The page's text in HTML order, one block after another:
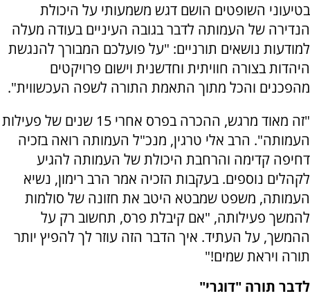
בטיעוני השופטים הושם דגש משמעותי על היכולת
הנדירה של העמותה לדבר בגובה העיניים בעודה מעלה
למודעות נושאים תורניים: "על פועלכם המבורך להנגשת
היהדות בצורה חוויתית וחדשנית וישום פרויקטים
מהפכנים והכל מתוך התאמת התורה לשפה העכשווית".
"זה מאוד מרגש, ההכרה בפרס אחרי 15 שנים של פעילות
העמותה". הרב אלי טרגין, מנכ"ל העמותה רואה בזכיה
דחיפה קדימה והרחבת היכולת של העמותה להגיע
לקהלים נוספים. בעקבות הזכיה אמר הרב רימון, נשיא
העמותה, משפט שמבטא היטב את חזונה של סולמות
להמשך פעילותה, "אם קיבלת פרס, תחשוב רק על
ההמשך, על העתיד. איך הדבר הזה עוזר לך להפיץ יותר
תורה ויראת שמים!"
לדבר תורה "דוגרי"